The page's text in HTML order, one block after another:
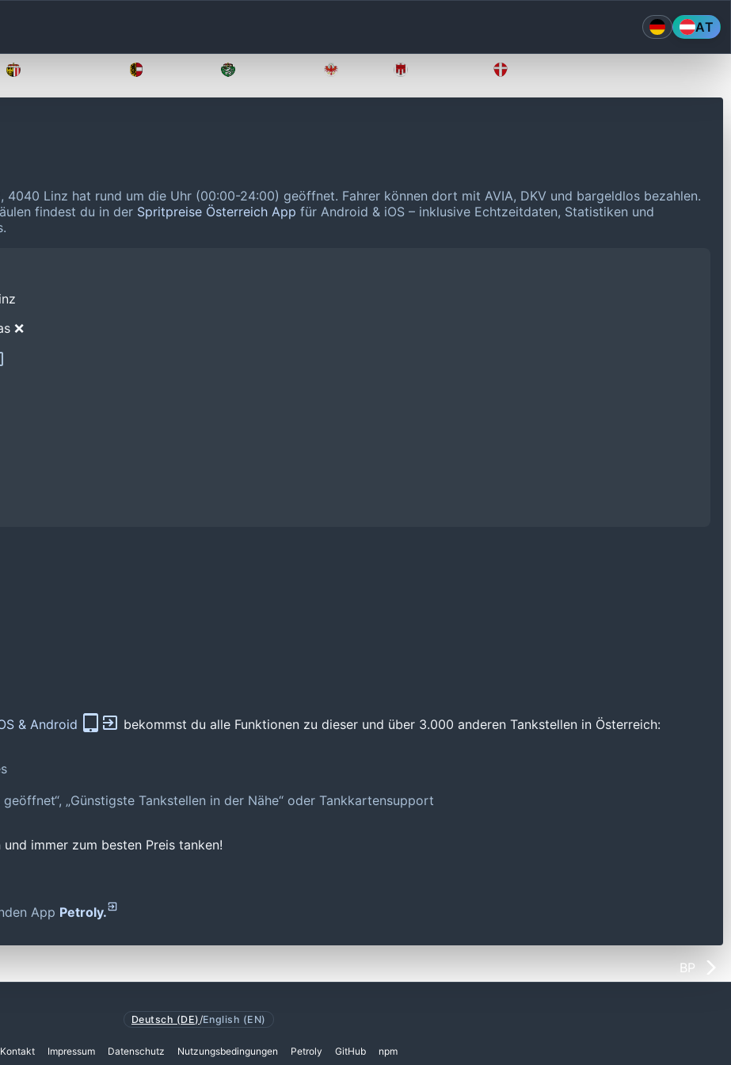
AT
4040 Linz hat rund um die Uhr (00:00-24:00) geöffnet. Fahrer können dort mit AVIA, DKV und bargeldlos bezahlen.
findest du in der Spritpreise Österreich App für Android & iOS – inklusive Echtzeitdaten, Statistiken und
❌
& Android
bekommst du alle Funktionen zu dieser und über 3.000 anderen Tankstellen in Österreich:
„Günstigste Tankstellen in der Nähe“ oder Tankkartensupport
immer zum besten Preis tanken!
App Petroly.
BP
Deutsch (DE) /English (EN)
Kontakt Impressum Datenschutz Nutzungsbedingungen Petroly GitHub npm